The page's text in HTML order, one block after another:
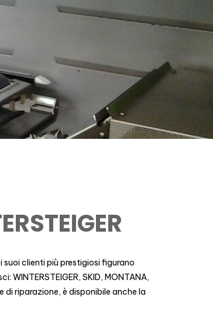
suoi clienti più prestigiosi figurano
SKID, MONTANA,
di riparazione, è disponibile anche la